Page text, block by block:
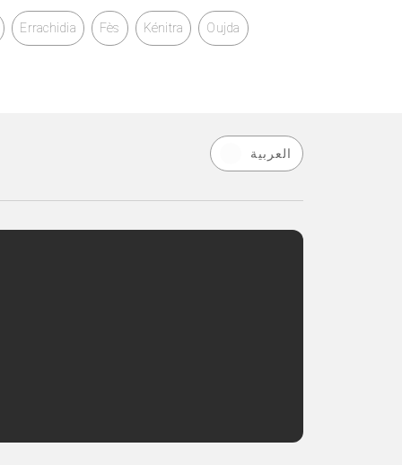
Errachidia Fès Kénitra Oujda
العربية